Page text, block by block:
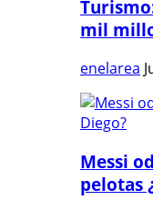
mil
enelarea
Messi
pelotas